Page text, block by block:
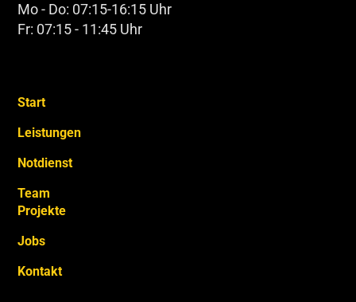
Mo - Do: 07:15-16:15 Uhr
Fr: 07:15 - 11:45 Uhr
Start
Leistungen
Notdienst
Team
Projekte
Jobs
Kontakt